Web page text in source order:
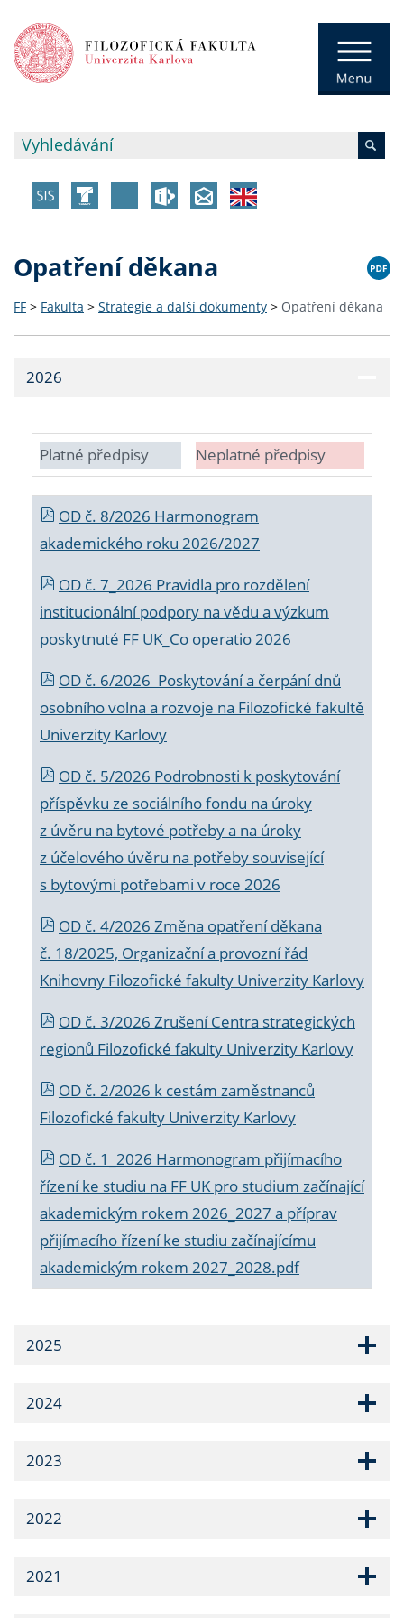
Opatření děkana
FF > Fakulta > Strategie a další dokumenty > Opatření děkana
2026
Platné předpisy Neplatné předpisy
OD č. 8/2026 Harmonogram
akademického roku 2026/2027
OD č. 7_2026 Pravidla pro rozdělení
institucionální podpory na vědu a výzkum
poskytnuté FF UK_Co operatio 2026
OD č. 6/2026 Poskytování a čerpání dnů
osobního volna a rozvoje na Filozofické fakultě
Univerzity Karlovy
OD č. 5/2026 Podrobnosti k poskytování
příspěvku ze sociálního fondu na úroky
z úvěru na bytové potřeby a na úroky
z účelového úvěru na potřeby související
s bytovými potřebami v roce 2026
OD č. 4/2026 Změna opatření děkana
č. 18/2025, Organizační a provozní řád
Knihovny Filozofické fakulty Univerzity Karlovy
OD č. 3/2026 Zrušení Centra strategických
regionů Filozofické fakulty Univerzity Karlovy
OD č. 2/2026 k cestám zaměstnanců
Filozofické fakulty Univerzity Karlovy
OD č. 1_2026 Harmonogram přijímacího
řízení ke studiu na FF UK pro studium začínající
akademickým rokem 2026_2027 a příprav
přijímacího řízení ke studiu začínajícímu
akademickým rokem 2027_2028.pdf
2025
2024
2023
2022
2021